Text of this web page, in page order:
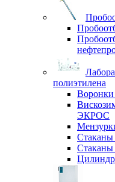
полиэтилена
Воронки
ЭКРОС
Стаканы
Стаканы